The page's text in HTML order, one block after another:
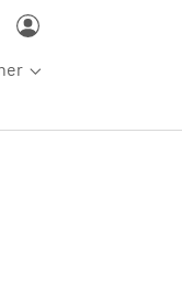
for "Über uns"
Submenu for